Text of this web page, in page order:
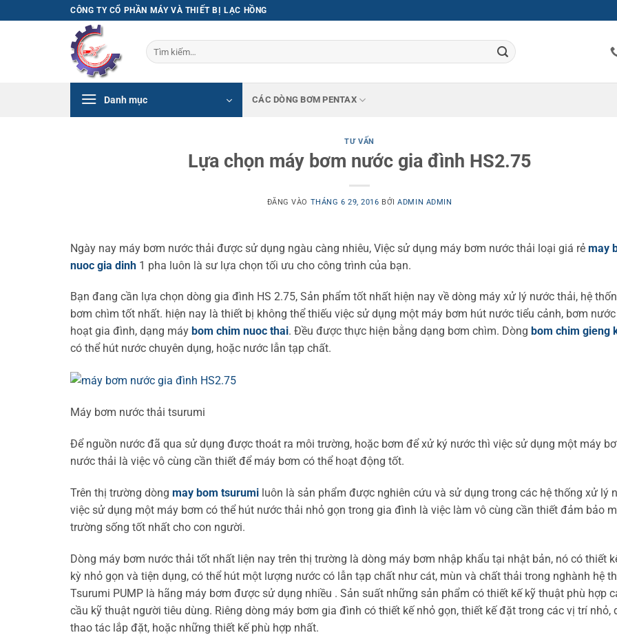
qua
CÔNG TY CỔ PHẦN MÁY VÀ THIẾT BỊ LẠC HỒNG
Tìm
kiếm:
Danh mục CÁC DÒNG BƠM PENTAX
TƯ VẤN
Lựa chọn máy bơm nước gia đình HS2.75
ĐĂNG VÀO THÁNG 6 29, 2016 BỞIADMIN ADMIN
Ngày nay máy bơm nước thải được sử dụng ngàu càng nhiêu, Việc sử dụng máy bơm nước thải loại giá rẻ may
nuoc gia dinh 1 pha luôn là sư lựa chọn tối ưu cho công trình của bạn.
Bạn đang cần lựa chọn dòng gia đình HS 2.75, Sản phẩm tốt nhất hiện nay về dòng máy xử lý nước thải, hệ
bơm chìm tốt nhất. hiện nay là thiết bị không thể thiếu việc sử dụng một máy bơm hút nước tiểu cảnh, bơm
hoạt gia đình, dạng máy bom chim nuoc thai. Đều được thực hiện bằng dạng bơm chìm. Dòng bom chim gieng
có thể hút nước chuyên dụng, hoặc nước lẫn tạp chất.
Máy bơm nước thải tsurumi
Để nguồn nước đã qua sử dụng được thoát ra môi trường, hoặc bơm để xử ký nước thì việc sử dụng một máy
nước thải là việc vô cùng cần thiết để máy bơm có thể hoạt động tốt.
Trên thị trường dòng may bom tsurumi luôn là sản phẩm được nghiên cứu và sử dụng trong các hệ thống xử lý
việc sử dụng một máy bơm có thể hút nước thải nhỏ gọn trong gia đình là việc làm vô cùng cần thiết đảm bảo
trường sống tốt nhất cho con người.
Dòng máy bơm nước thải tốt nhất liện nay trên thị trường là dòng máy bơm nhập khẩu tại nhật bản, nó có thiết
kỳ nhỏ gọn và tiện dụng, có thể hút một lượng nước có lẫn tạp chất như cát, mùn và chất thải trong nghành hệ
Tsurumi PUMP là hãng máy bơm được sử dụng nhiều . Sản suất những sản phẩm có thiết kế kỹ thuật phù hợp
cầu kỹ thuật người tiêu dùng. Riêng dòng máy bơm gia đình có thiết kế nhỏ gọn, thiết kế đặt trong các vị trí nhỏ,
thao tác lắp đặt, hoặc những thiết kế phù hợp nhất.